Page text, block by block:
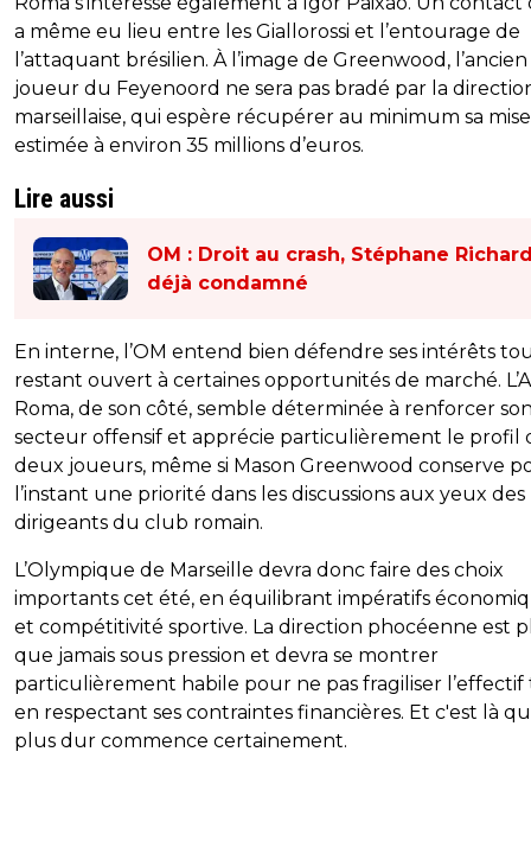
a même eu lieu entre les Giallorossi et l’entourage de
l’attaquant brésilien. À l’image de Greenwood, l’ancien
joueur du Feyenoord ne sera pas bradé par la
marseillaise, qui espère récupérer au minimum sa
estimée à environ 35 millions d’euros.
Lire aussi
OM : Droit au crash, Stéphane
déjà condamné
En interne, l’OM entend bien défendre ses intérêts
restant ouvert à certaines opportunités de marché.
Roma, de son côté, semble déterminée à renforcer
secteur offensif et apprécie particulièrement le profil
deux joueurs, même si Mason Greenwood conserve
l’instant une priorité dans les discussions aux yeux des
dirigeants du club romain.
L’Olympique de Marseille devra donc faire des choix
importants cet été, en équilibrant impératifs
et compétitivité sportive. La direction phocéenne est
que jamais sous pression et devra se montrer
particulièrement habile pour ne pas fragiliser
en respectant ses contraintes financières. Et c'est là
plus dur commence certainement.